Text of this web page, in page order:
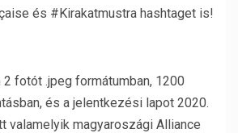
és #Kirakatmustra hashtaget is!
fotót .jpeg formátumban, 1200
és a jelentkezési lapot 2020.
valamelyik magyaroszági Alliance